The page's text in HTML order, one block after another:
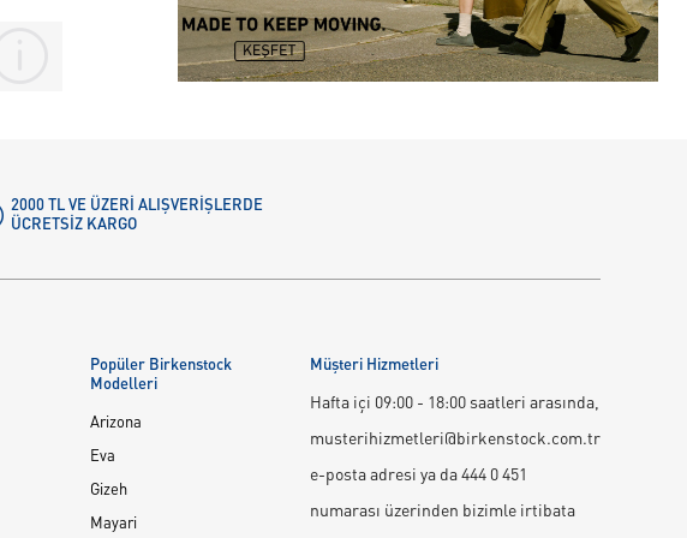
2000 TL VE ÜZERİ ALIŞVERİŞLERDE
ÜCRETSIZ KARGO
Popüler Birkenstock
Modelleri
Arizona
Eva
Gizeh
Mayari
Müşteri Hizmetleri
Hafta içi 09:00 - 18:00 saatleri arasında,
musterihizmetleri@birkenstock.com.tr
e-posta adresi ya da 444 0 451
numarası üzerinden bizimle irtibata